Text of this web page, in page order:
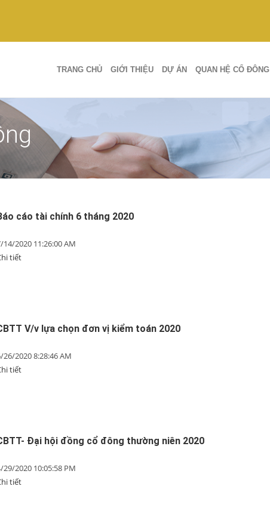
TRANG CHỦ GIỚI THIỆU DỰ ÁN QUAN HỆ CỔ ĐÔNG
cáo tài chính 6 tháng 2020
14/2020 11:26:00 AM
tiết
V/v lựa chọn đơn vị kiểm toán 2020
26/2020 8:28:46 AM
tiết
Đại hội đồng cổ đông thường niên 2020
29/2020 10:05:58 PM
tiết